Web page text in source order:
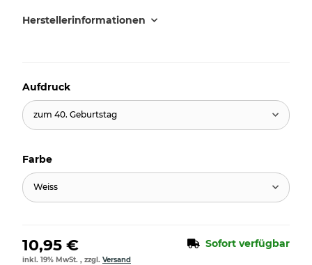
Herstellerinformationen
Aufdruck
zum 40. Geburtstag
Farbe
Weiss
10,95 € Sofort verfügbar
inkl. 19% MwSt. , zzgl. Versand